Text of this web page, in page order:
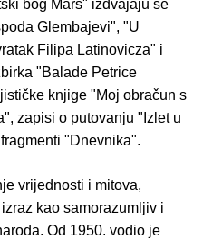
bog Mars" izdvajaju se
Glembajevi", "U
Filipa Latinovicza" i
"Balade Petrice
knjige "Moj obračun s
zapisi o putovanju "Izlet u
"Dnevnika".
vrijednosti i mitova,
kao samorazumljiv i
Od 1950. vodio je